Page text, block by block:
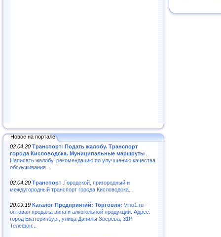
Новое на портале
02.04.20 Транспорт: Подать жалобу. Транспорт
города Кисловодска. Муниципальные маршруты
Написать жалобу, рекомендацию по улучшению качества
обслуживания ..
02.04.20 Транспорт .Городской, пригородный и
междугородный транспорт города Кисловодска..
20.09.19 Каталог Предприятий: Торговля: Vino1.ru -
оптовая продажа вина и алкогольной продукции. Адрес:
город Екатеринбург, улица Данилы Зверева, 31Р
Телефон:..